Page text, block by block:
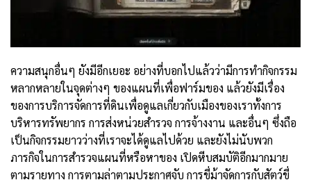
ความสนุกอื่นๆ ยังมีอีกเยอะ อย่างที่บอกไปแล้วว่ามีการทำกิจกรรม
หลากหลายในจุดต่างๆ ของแผนที่เพื่อฟาร์มของ แล้วยังมีเรื่อง
ของการบริการจัดการที่ดินเพื่อดูแลเกี่ยวกับเมืองของเราทั้งการ
บริหารทรัพยากร การส่งหน่วยสำรวจ การจ้างงาน และอื่นๆ ซึ่งถือ
เป็นกิจกรรมยาวว่างที่เราจะได้ดูแลไปด้วย และยังไม่นับพวก
ภารกิจในการสำรวจแผนที่หรือหาของ เปิดหีบสมบัติอีกมากมาย
ตามรายทาง การตามล่าตามประกาศจับ การขี่ม้าจัดการกับสัตว์ขี่